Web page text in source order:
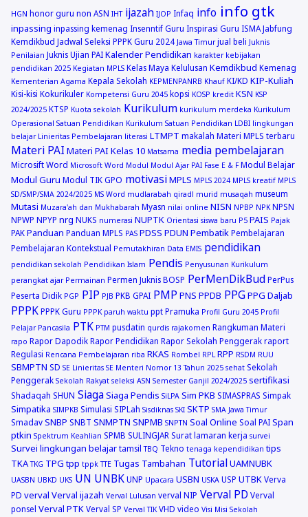
HGN honor guru non ASN IHT ijazah IJOP Infaq info info gtk
inpassing inpassing kemenag Insenntif Guru Inspirasi Guru ISMA Jabfung
Kemdikbud Jadwal Seleksi PPPK Guru 2024 Jawa Timur jual beli Juknis
Penilaian Juknis Ujian PAI Kalender Pendidikan karakter kebijakan
pendidikan 2025 Kegiatan MPLS Kelas Maya Kelulusan Kemdikbud Kemenag
Kementerian Agama Kepala Sekolah KEPMENPANRB Khauf KI/KD KIP-Kuliah
Kisi-kisi Kokurikuler Kompetensi Guru 2045 kopsi KOSP kredit KSN KSP
2024/2025 KTSP Kuota sekolah Kurikulum kurikulum merdeka Kurikulum
Operasional Satuan Pendidikan Kurikulum Satuan Pendidikan LDBI lingkungan
belajar Linieritas Pembelajaran literasi LTMPT makalah Materi MPLS terbaru
Materi PAI Materi PAI Kelas 10 Matsama media pembelajaran
Microsift Word Microsoft Word Modul Modul Ajar PAI Fase E & F Modul Belajar
Modul Guru Modul TIK GPO motivasiMPLS MPLS 2024 MPLS kreatif MPLS
SD/SMP/SMA 2024/2025 MS Word mudlarabah qiradl murid musaqah museum
Mutasi Muzara'ah dan Mukhabarah Myasn nilai online NISN NPBP NPK NPSN
NPWP NPYP nrg NUKS numerasi NUPTK Orientasi siswa baru P5 PAIS Pajak
PAK Panduan Panduan MPLS PAS PDSS PDUN Pembatik Pembelajaran
Pembelajaran Kontekstual Pemutakhiran Data EMIS pendidikan
pendidikan sekolah Pendidikan Islam Pendis Penyusunan Kurikulum
perangkat ajar Permainan Permen Juknis BOSP PerMenDikBud PerPus
Peserta Didik PGP PIP PJB PKB GPAI PMP PNS PPDB PPGPPG Daljab
PPPK PPPK Guru PPPK paruh waktu ppt Pramuka Profil Guru 2045 Profil
Pelajar Pancasila PTK PTM pusdatin qurdis rajakomen Rangkuman Materi
rapo Rapor Dapodik Rapor Pendidikan Rapor Sekolah Penggerak raport
Regulasi Rencana Pembelajaran riba RKAS Rombel RPL RPP RSDM RUU
SBMPTN SD SE Linieritas SE Menteri Nomor 13 Tahun 2025 sehat Sekolah
Penggerak Sekolah Rakyat seleksi ASN Semester Ganjil 2024/2025 sertifikasi
Shadaqah SHUN SiagaSiaga Pendis SiLPA Sim PKB SIMASPRAS Simpak
Simpatika SIMPKB Simulasi SIPLah Sisdiknas SKI SKTP SMA Jawa Timur
Smadav SNBP SNBT SNMPTN SNPMB SNPTN Soal Online Soal PAI Span
ptkin Spektrum Keahlian SPMB SULINGJAR Surat lamaran kerja survei
Survei lingkungan belajar tamsil TBQ Tekno tenaga kependidikan tips
TKA TKG TPG tpp tppk TTE Tugas Tambahan TutorialUAMNUBK
UASBN UBKD UKS UN UNBK UNP Upacara USBN USKA USP UTBK Verva
PD verval Verval ijazah Verval Lulusan verval NIP Verval PD Verval
ponsel Verval PTK Verval SP Verval TIK VHD video Visi Misi Sekolah